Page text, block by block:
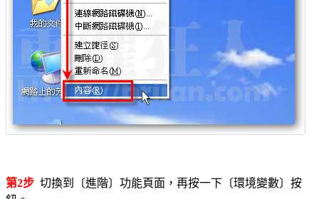
第2步 切換到〔進階〕功能頁面，再按一下〔環境變數〕按